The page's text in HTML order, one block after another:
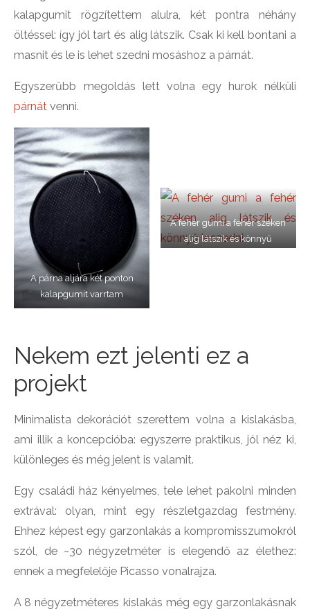
kalapgumit rögzítettem alulra, két pontra néhány
öltéssel: így jól tart és alig látszik. Csak ki kell bontani a
masnit és le is lehet szedni mosáshoz a párnát.
Egyszerűbb megoldás lett volna egy hurok nélküli
párnátvenni.
A párna aljára két ponton
kalapgumit varrtam
A fehér gumi a fehér széken
alig látszik és könnyű
Nekem ezt jelenti ez a
projekt
Minimalista dekorációt szerettem volna a kislakásba,
ami illik a koncepcióba: egyszerre praktikus, jól néz ki,
különleges és még jelent is valamit.
Egy családi ház kényelmes, tele lehet pakolni minden
extrával: olyan, mint egy részletgazdag festmény.
Ehhez képest egy garzonlakás a kompromisszumokról
szól, de ~30 négyzetméter is elegendő az élethez:
ennek a megfelelője Picasso vonalrajza.
A 8 négyzetméteres kislakás még egy garzonlakásnak